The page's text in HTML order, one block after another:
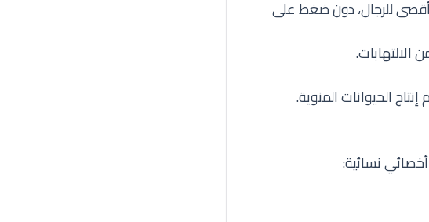
كحد أقصى للرجال، دون ضغط على
الالتهابات.
نسائية: